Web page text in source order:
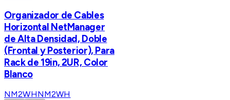
Organizador de Cables
Horizontal NetManager
de Alta Densidad, Doble
(Frontal y Posterior), Para
Rack de 19in, 2UR, Color
Blanco
NM2WHNM2WH